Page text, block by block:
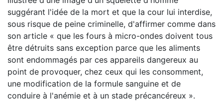
suggérant l'idée de la mort et que la cour lui interdise,
sous risque de peine criminelle, d'affirmer comme dans
son article « que les fours à micro-ondes doivent tous
être détruits sans exception parce que les aliments
sont endommagés par ces appareils dangereux au
point de provoquer, chez ceux qui les consomment,
une modification de la formule sanguine et de
conduire à l'anémie et à un stade précancéreux ».